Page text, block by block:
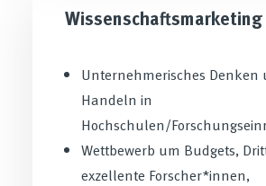
Wissenschaftsmarketing
Unternehmerisches Denken
Handeln in
Hochschulen/
Wettbewerb um Budgets,
exzellente Forscher*innen,